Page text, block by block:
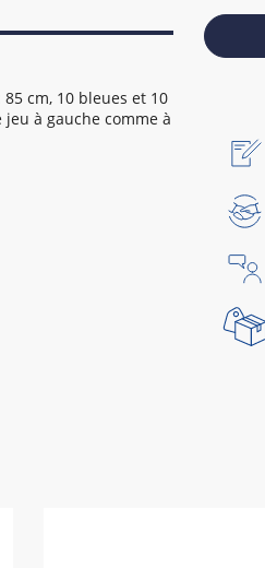
cm, 10 bleues et 10
à gauche comme à